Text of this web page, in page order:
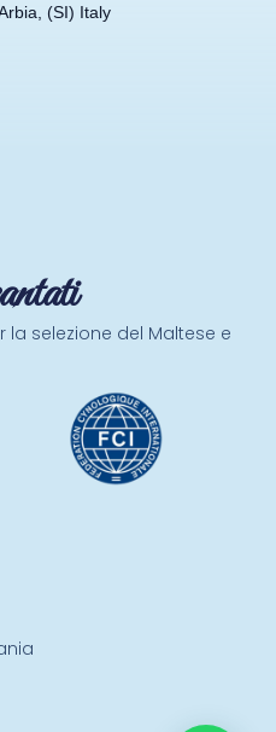
(SI) Italy
la selezione del Maltese e